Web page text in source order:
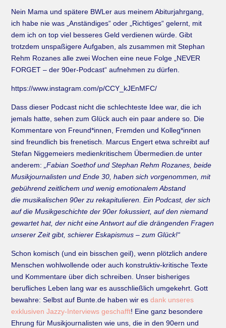
Nein Mama und spätere BWLer aus meinem Abiturjahrgang,
ich habe nie was „Anständiges“ oder „Richtiges“ gelernt, mit
dem ich on top viel besseres Geld verdienen würde. Gibt
trotzdem unspaßigere Aufgaben, als zusammen mit Stephan
Rehm Rozanes alle zwei Wochen eine neue Folge „NEVER
FORGET – der 90er-Podcast“ aufnehmen zu dürfen.
https://www.instagram.com/p/CCY_kJEnMFC/
Dass dieser Podcast nicht die schlechteste Idee war, die ich
jemals hatte, sehen zum Glück auch ein paar andere so. Die
Kommentare von Freund*innen, Fremden und Kolleg*innen
sind freundlich bis frenetisch. Marcus Engert etwa schreibt auf
Stefan Niggemeiers medienkritischem Übermedien.de unter
anderem:
„Fabian Soethof und Stephan Rehm Rozanes, beide
Musikjournalisten und Ende 30, haben sich vorgenommen, mit
gebührend zeitlichem und wenig emotionalem Abstand
die musikalischen 90er zu rekapitulieren. Ein Podcast, der sich
auf die Musikgeschichte der 90er fokussiert, auf den niemand
gewartet hat, der nicht eine Antwort auf die drängenden Fragen
unserer Zeit gibt, schierer Eskapismus – zum Glück!“
Schon komisch (und ein bisschen geil), wenn plötzlich andere
Menschen wohlwollende oder auch konstruktiv-kritische Texte
und Kommentare über dich schreiben. Unser bisheriges
berufliches Leben lang war es ausschließlich umgekehrt. Gott
bewahre: Selbst auf Bunte.de haben wir esdank unseres
exklusiven Jazzy-Interviews geschafft! Eine ganz besondere
Ehrung für Musikjournalisten wie uns, die in den 90ern und